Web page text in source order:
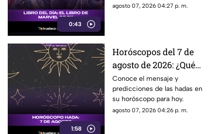
0:43
de Marvel de DK”, una guía
agosto 07, 2026 04:27 p. m.
1:58
Horóscopos del 7 de
agosto de 2026: ¿Qué
revelan las hadas hoy?
Conoce el mensaje y
predicciones de las hadas en
su horóscopo para hoy.
agosto 07, 2026 04:26 p. m.